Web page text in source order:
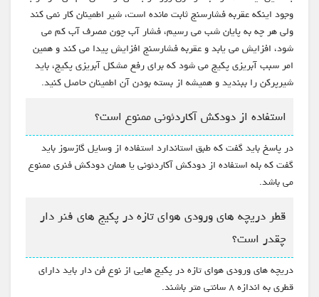
وجود اینکه عقربه فشارسنج ثابت مانده است، شیر اطمینان کار نمی کند
ولی هر چه به پایان شب می رسیم، فشار آب چون مصرف آب کم می
شود، افزایش می یابد و عقربه فشارسنج افزایش پیدا می کند و همین
امر سبب آبریزی پکیج می شود که برای رفع مشکل آبریزی پکیج، باید
شیرپرکن را ببندید و همیشه از بسته بودن آن اطمینان حاصل کنید.
استفاده از دودکش آکاردئونی ممنوع است؟
در پاسخ باید گفت که طبق استاندارد استفاده از وسایل گازسوز باید
گفت که بله استفاده از دودکش آکاردئونی یا همان دودکش فنری ممنوع
می باشد.
قطر دریچه های ورودی هوای تازه در پکیج های فنر دار
چقدر است؟
دریچه های ورودی هوای تازه در پکیج هایی از نوع فن دار باید دارای
قطری به اندازه ۸ سانتی متر باشند.